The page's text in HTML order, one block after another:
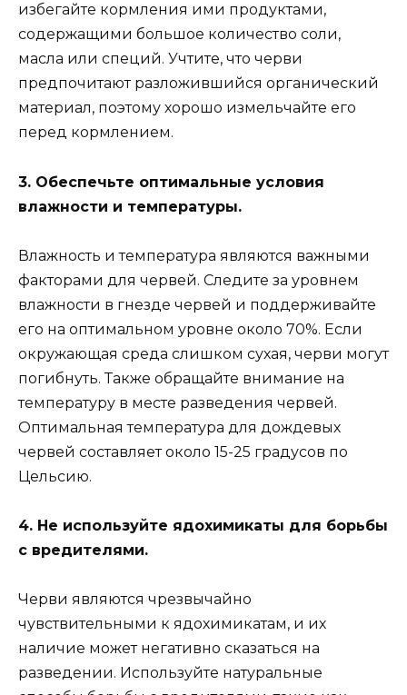
избегайте кормления ими продуктами,
содержащими большое количество соли,
масла или специй. Учтите, что черви
предпочитают разложившийся органический
материал, поэтому хорошо измельчайте его
перед кормлением.
3. Обеспечьте оптимальные условия
влажности и температуры.
Влажность и температура являются важными
факторами для червей. Следите за уровнем
влажности в гнезде червей и поддерживайте
его на оптимальном уровне около 70%. Если
окружающая среда слишком сухая, черви могут
погибнуть. Также обращайте внимание на
температуру в месте разведения червей.
Оптимальная температура для дождевых
червей составляет около 15-25 градусов по
Цельсию.
4. Не используйте ядохимикаты для борьбы
с вредителями.
Черви являются чрезвычайно
чувствительными к ядохимикатам, и их
наличие может негативно сказаться на
разведении. Используйте натуральные